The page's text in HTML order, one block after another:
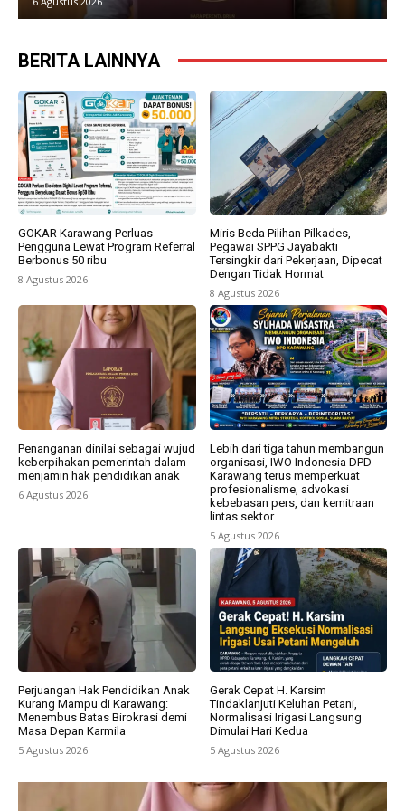
BERITA LAINNYA
GOKAR Karawang Perluas
Pengguna Lewat Program Referral
Berbonus 50 ribu
8 Agustus 2026
Miris Beda Pilihan Pilkades,
Pegawai SPPG Jayabakti
Tersingkir dari Pekerjaan, Dipecat
Dengan Tidak Hormat
8 Agustus 2026
Penanganan dinilai sebagai wujud
keberpihakan pemerintah dalam
menjamin hak pendidikan anak
6 Agustus 2026
Lebih dari tiga tahun membangun
organisasi, IWO Indonesia DPD
Karawang terus memperkuat
profesionalisme, advokasi
kebebasan pers, dan kemitraan
lintas sektor.
5 Agustus 2026
Perjuangan Hak Pendidikan Anak
Kurang Mampu di Karawang:
Menembus Batas Birokrasi demi
Masa Depan Karmila
5 Agustus 2026
Gerak Cepat H. Karsim
Tindaklanjuti Keluhan Petani,
Normalisasi Irigasi Langsung
Dimulai Hari Kedua
5 Agustus 2026